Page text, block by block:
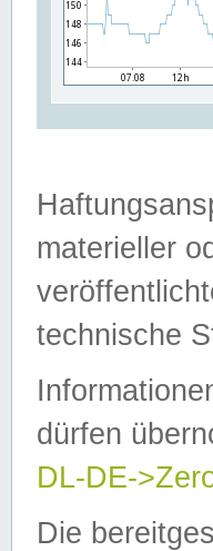
materieller
technische
dürfen
DL-DE-
Die